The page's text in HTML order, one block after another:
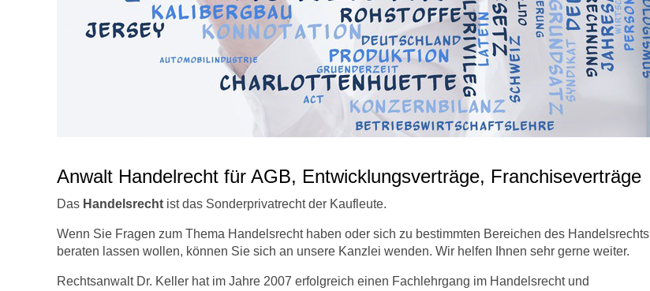
Anwalt Handelrecht für AGB, Entwicklungsverträge, Franchiseverträge
Das Handelsrecht ist das Sonderprivatrecht der Kaufleute.
Wenn Sie Fragen zum Thema Handelsrecht haben oder sich zu bestimmten Bereichen des Handelsrechts
beraten lassen wollen, können Sie sich an unsere Kanzlei wenden. Wir helfen Ihnen sehr gerne weiter.
Rechtsanwalt Dr. Keller hat im Jahre 2007 erfolgreich einen Fachlehrgang im Handelsrecht und